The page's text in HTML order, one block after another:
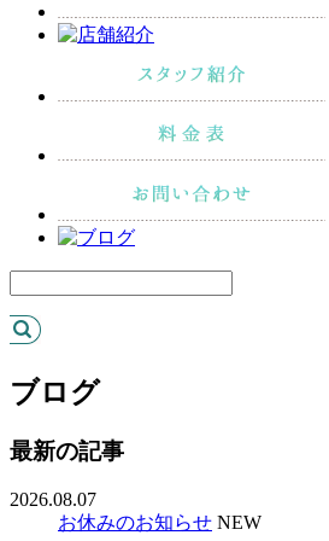
ブログ
最新の記事
2026.08.07
お休みのお知らせ NEW